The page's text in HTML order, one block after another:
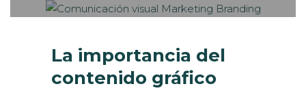
La importancia del
contenido gráfico